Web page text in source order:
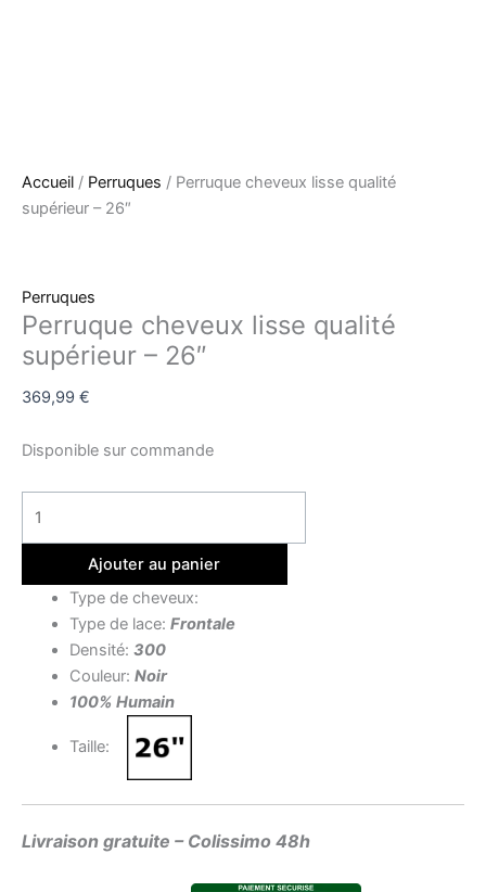
Accueil / Perruques / Perruque cheveux lisse qualité
supérieur – 26″
Perruques
Perruque cheveux lisse qualité
supérieur – 26″
369,99 €
Disponible sur commande
Ajouter au panier
Type de cheveux:
Type de lace: Frontale
Densité: 300
Couleur: Noir
100% Humain
Taille:
Livraison gratuite – Colissimo 48h